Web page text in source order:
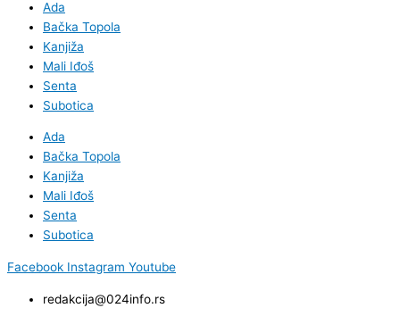
Ada
Bačka Topola
Kanjiža
Mali Iđoš
Senta
Subotica
Ada
Bačka Topola
Kanjiža
Mali Iđoš
Senta
Subotica
Facebook Instagram Youtube
redakcija@024info.rs